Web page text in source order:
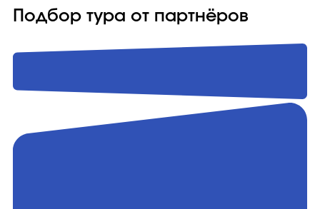
Подбор тура от партнёров